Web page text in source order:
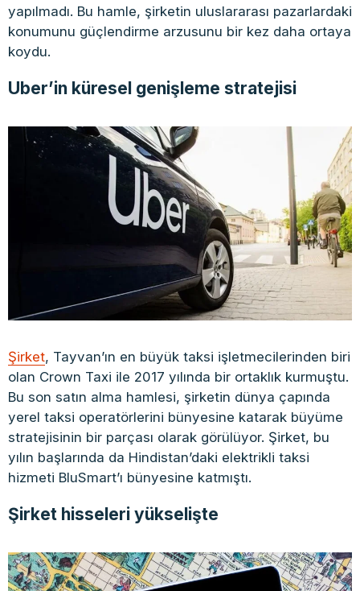
yapılmadı. Bu hamle, şirketin uluslararası pazarlardaki
konumunu güçlendirme arzusunu bir kez daha ortaya
koydu.
Uber’in küresel genişleme stratejisi
Şirket, Tayvan’ın en büyük taksi işletmecilerinden biri
olan Crown Taxi ile 2017 yılında bir ortaklık kurmuştu.
Bu son satın alma hamlesi, şirketin dünya çapında
yerel taksi operatörlerini bünyesine katarak büyüme
stratejisinin bir parçası olarak görülüyor. Şirket, bu
yılın başlarında da Hindistan’daki elektrikli taksi
hizmeti BluSmart’ı bünyesine katmıştı.
Şirket hisseleri yükselişte